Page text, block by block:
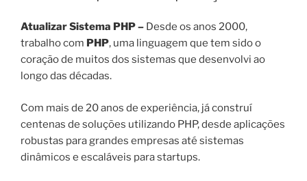
Atualizar Sistema PHP – Desde os anos 2000,
trabalho com PHP, uma linguagem que tem sido o
coração de muitos dos sistemas que desenvolvi ao
longo das décadas.
Com mais de 20 anos de experiência, já construí
centenas de soluções utilizando PHP, desde aplicações
robustas para grandes empresas até sistemas
dinâmicos e escaláveis para startups.